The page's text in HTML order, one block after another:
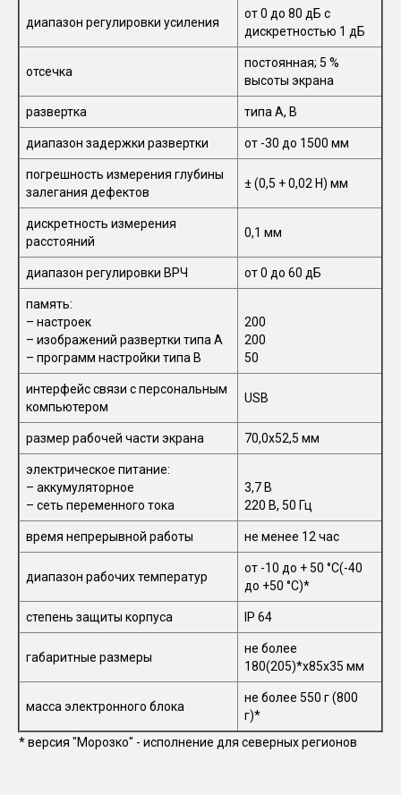
диапазон регулировки усиления
от 0 до 80 дБ с
дискретностью 1 дБ
отсечка
постоянная; 5 %
высоты экрана
развертка типа А, В
диапазон задержки развертки от -30 до 1500 мм
погрешность измерения глубины
залегания дефектов
± (0,5 + 0,02 H) мм
дискретность измерения
расстояний
0,1 мм
диапазон регулировки ВРЧ от 0 до 60 дБ
память:
– настроек
– изображений развертки типа А
– программ настройки типа В
200
200
50
интерфейс связи с персональным
компьютером
USB
размер рабочей части экрана 70,0x52,5 мм
электрическое питание:
– аккумуляторное
– сеть переменного тока
3,7 В
220 В, 50 Гц
время непрерывной работы не менее 12 час
диапазон рабочих температур
от -10 до + 50 °С(-40
до +50 °С)*
степень защиты корпуса IP 64
габаритные размеры
не более
180(205)*x85x35 мм
масса электронного блока
не более 550 г (800
г)*
* версия "Морозко" - исполнение для северных регионов